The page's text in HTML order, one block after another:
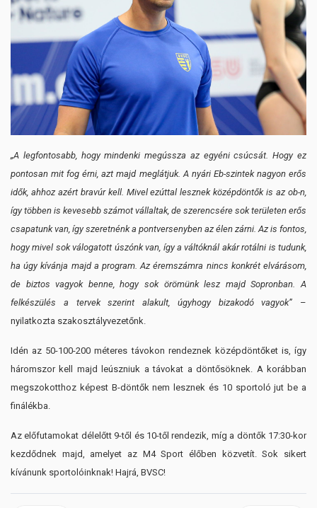
„A legfontosabb, hogy mindenki megússza az egyéni csúcsát. Hogy ez
pontosan mit fog érni, azt majd meglátjuk. A nyári Eb-szintek nagyon erős
idők, ahhoz azért bravúr kell. Mivel ezúttal lesznek középdöntők is az ob-n,
így többen is kevesebb számot vállaltak, de szerencsére sok területen erős
csapatunk van, így szeretnénk a pontversenyben az élen zárni. Az is fontos,
hogy mivel sok válogatott úszónk van, így a váltóknál akár rotálni is tudunk,
ha úgy kívánja majd a program. Az éremszámra nincs konkrét elvárásom,
de biztos vagyok benne, hogy sok örömünk lesz majd Sopronban. A
felkészülés a tervek szerint alakult, úgyhogy bizakodó vagyok” –
nyilatkozta szakosztályvezetőnk.
Idén az 50-100-200 méteres távokon rendeznek középdöntőket is, így
háromszor kell majd leúszniuk a távokat a döntősöknek. A korábban
megszokotthoz képest B-döntők nem lesznek és 10 sportoló jut be a
finálékba.
Az előfutamokat délelőtt 9-től és 10-től rendezik, míg a döntők 17:30-kor
kezdődnek majd, amelyet az M4 Sport élőben közvetít. Sok sikert
kívánunk sportolóinknak! Hajrá, BVSC!